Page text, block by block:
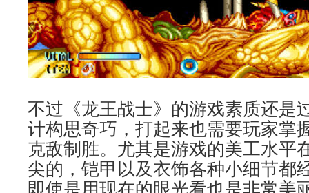
不过《龙王战士》的游戏素质还是
计构思奇巧，打起来也需要玩家掌
克敌制胜。尤其是游戏的美工水平
尖的，铠甲以及衣饰各种小细节都
即使是用现在的眼光看也是非常美